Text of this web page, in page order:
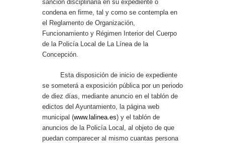
sanción disciplinaria en su expediente o
condena en firme, tal y como se contempla en
el Reglamento de Organización,
Funcionamiento y Régimen Interior del Cuerpo
de la Policía Local de La Línea de la
Concepción.
Esta disposición de inicio de expediente
se someterá a exposición pública por un periodo
de diez días, mediante anuncio en el tablón de
edictos del Ayuntamiento, la página web
municipal (www.lalinea.es) y el tablón de
anuncios de la Policía Local, al objeto de que
puedan comparecer al mismo cuantas persona